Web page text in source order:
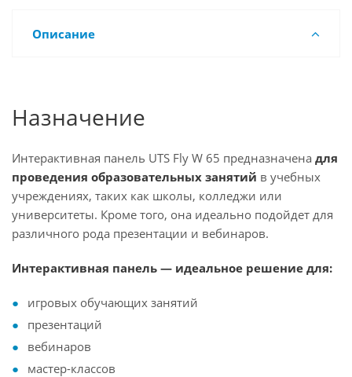
Описание
Назначение
Интерактивная панель UTS Fly W 65 предназначена для
проведения образовательных занятий в учебных
учреждениях, таких как школы, колледжи или
университеты. Кроме того, она идеально подойдет для
различного рода презентации и вебинаров.
Интерактивная панель — идеальное решение для:
игровых обучающих занятий
презентаций
вебинаров
мастер-классов